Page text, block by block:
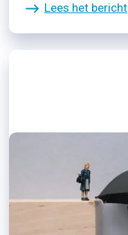
Lees het bericht